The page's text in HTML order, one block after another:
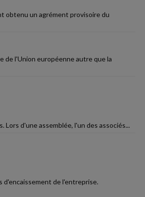
obtenu un agrément provisoire du
de l'Union européenne autre que la
d'une assemblée, l'un des associés...
d'encaissement de l'entreprise.